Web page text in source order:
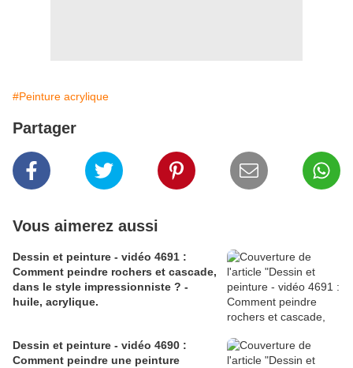
#Peinture acrylique
Partager
Vous aimerez aussi
Dessin et peinture - vidéo 4691 :
Comment peindre rochers et cascade,
dans le style impressionniste ? -
huile, acrylique.
Dessin et peinture - vidéo 4690 :
Comment peindre une peinture